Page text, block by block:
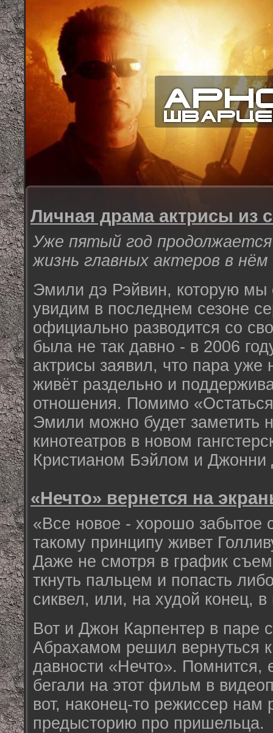
Личная драма актрисы из
Уже пятый год
жизнь главных актеров в
Эмили дэ Рэйвин, которую мы
увидим в последнем сезоне
официально разводится со
была не так давно - в 2006
актрисы заявил, что пара уже
живёт раздельно и
отношения. Помимо
Эмили можно будет заметить
кинотеатров в новом
Кристианом Бэйлом и
«Нечто» вернется на
«Все новое - хорошо забытое
такому принципу живет
Даже не смотря в график
ткнуть пальцем и попасть
сиквел, или, на худой конец, в
Вот и Джон Карпентер в паре
Абрахамом решил вернуться
давности «Нечто».
бегали на этот фильм в
вот, наконец-то режиссер нам
предысторию про пришельца.